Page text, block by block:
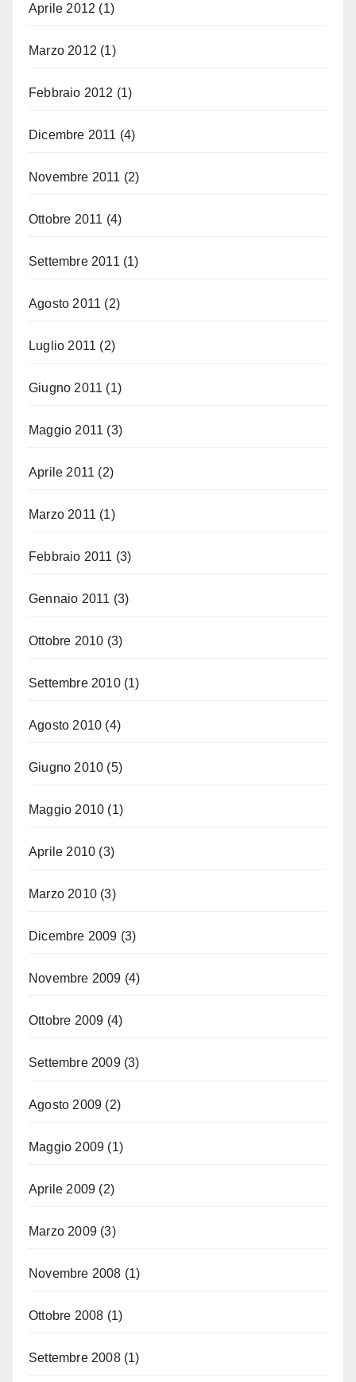
Aprile 2012 (1)
Marzo 2012 (1)
Febbraio 2012 (1)
Dicembre 2011 (4)
Novembre 2011 (2)
Ottobre 2011 (4)
Settembre 2011 (1)
Agosto 2011 (2)
Luglio 2011 (2)
Giugno 2011 (1)
Maggio 2011 (3)
Aprile 2011 (2)
Marzo 2011 (1)
Febbraio 2011 (3)
Gennaio 2011 (3)
Ottobre 2010 (3)
Settembre 2010(1)
Agosto 2010 (4)
Giugno 2010 (5)
Maggio 2010 (1)
Aprile 2010 (3)
Marzo 2010 (3)
Dicembre 2009 (3)
Novembre 2009 (4)
Ottobre 2009 (4)
Settembre 2009(3)
Agosto 2009 (2)
Maggio 2009 (1)
Aprile 2009 (2)
Marzo 2009 (3)
Novembre 2008 (1)
Ottobre 2008 (1)
Settembre 2008(1)